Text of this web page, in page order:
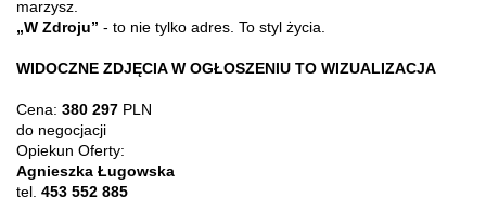
marzysz.
„W Zdroju” - to nie tylko adres. To styl życia.
WIDOCZNE ZDJĘCIA W OGŁOSZENIU TO WIZUALIZACJA
Cena: 380 297 PLN
do negocjacji
Opiekun Oferty:
Agnieszka Ługowska
tel. 453 552 885